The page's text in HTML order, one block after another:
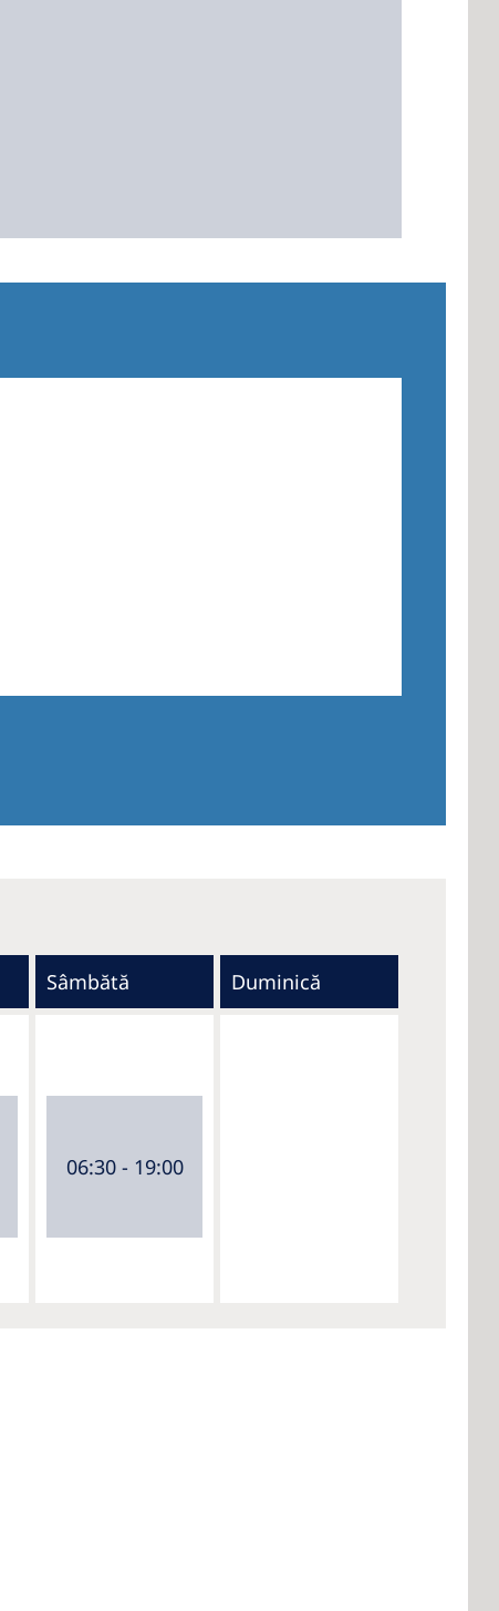
Sâmbătă Duminică
06:30 - 19:00